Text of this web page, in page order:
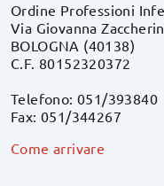
Ordine Professioni
Via Giovanna
BOLOGNA (40138)
C.F. 80152320372
Telefono: 051/393840
Fax: 051/344267
Come arrivare